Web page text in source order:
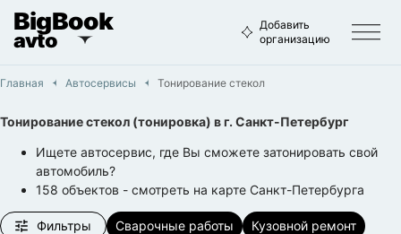
BigBook
avto
Добавить
организацию
Главная Автосервисы Тонирование стекол
Тонирование стекол (тонировка) в г. Санкт-Петербург
Ищете автосервис, где Вы сможете затонировать свой
автомобиль?
158 объектов - смотреть на карте Санкт-Петербурга
Фильтры Сварочные работы
Кузовной ремонт